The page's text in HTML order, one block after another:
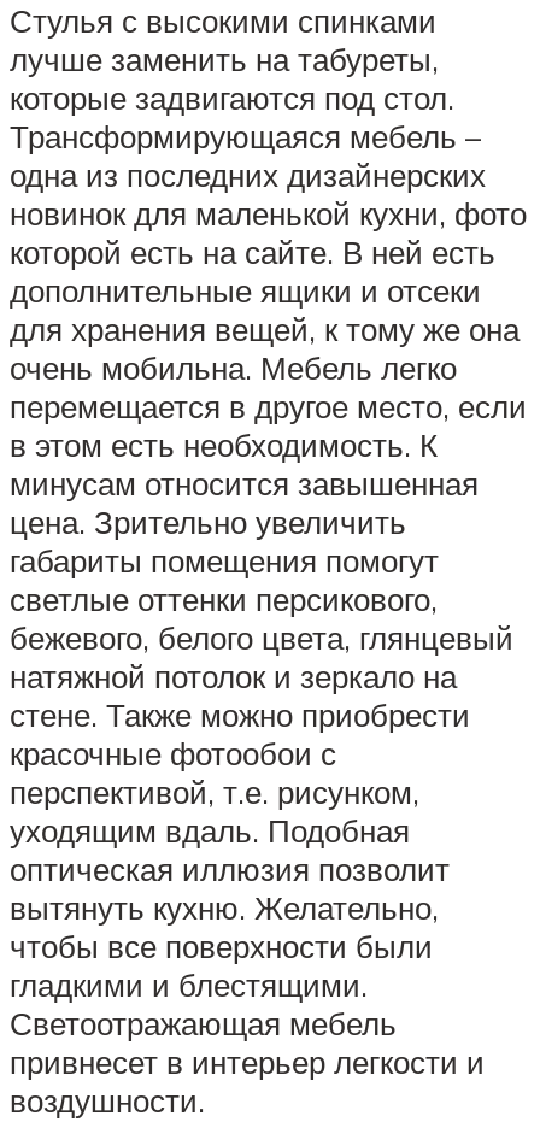
Стулья с высокими спинками
лучше заменить на табуреты,
которые задвигаются под стол.
Трансформирующаяся мебель –
одна из последних дизайнерских
новинок для маленькой кухни, фото
которой есть на сайте. В ней есть
дополнительные ящики и отсеки
для хранения вещей, к тому же она
очень мобильна. Мебель легко
перемещается в другое место, если
в этом есть необходимость. К
минусам относится завышенная
цена. Зрительно увеличить
габариты помещения помогут
светлые оттенки персикового,
бежевого, белого цвета, глянцевый
натяжной потолок и зеркало на
стене. Также можно приобрести
красочные фотообои с
перспективой, т.е. рисунком,
уходящим вдаль. Подобная
оптическая иллюзия позволит
вытянуть кухню. Желательно,
чтобы все поверхности были
гладкими и блестящими.
Светоотражающая мебель
привнесет в интерьер легкости и
воздушности.